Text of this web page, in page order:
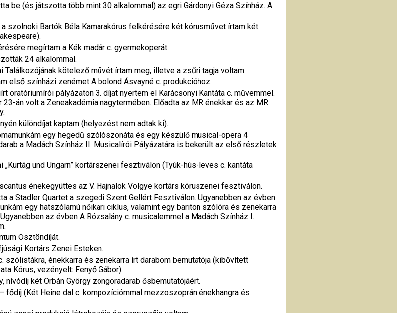
be (és játszotta több mint 30 alkalommal) az egri Gárdonyi Géza Színház. A
szolnoki Bartók Béla Kamarakórus felkérésére két kórusművet írtam két
megírtam a Kék madár c. gyermekoperát.
24 alkalommal.
Találkozójának kötelező művét írtam meg, illetve a zsűri tagja voltam.
első színházi zenémet A bolond Ásvayné c. produkcióhoz.
oratóriumírói pályázaton 3. díjat nyertem el Karácsonyi Kantáta c. művemmel.
án volt a Zeneakadémia nagytermében. Előadta az MR énekkar és az MR
különdíjat kaptam (helyezést nem adtak ki).
egy hegedű szólószonáta és egy készülő musical-opera 4
a Madách Színház II. Musicalírói Pályázatára is bekerült az első részletek
und Ungarn” kortárszenei fesztiválon (Tyúk-hús-leves c. kantáta
énekegyüttes az V. Hajnalok Völgye kortárs kóruszenei fesztiválon.
a Stadler Quartet a szegedi Szent Gellért Fesztiválon. Ugyanebben az évben
egy hatszólamú nőikari ciklus, valamint egy bariton szólóra és zenekarra
az évben A Rózsalány c. musicalemmel a Madách Színház I.
Ösztöndíját.
Kortárs Zenei Esteken.
szólistákra, énekkarra és zenekarra írt darabom bemutatója (kibővített
Kórus, vezényelt: Fenyő Gábor).
nívódíj két Orbán György zongoradarab ősbemutatójáért.
fődíj (Két Heine dal c. kompozíciómmal mezzoszoprán énekhangra és